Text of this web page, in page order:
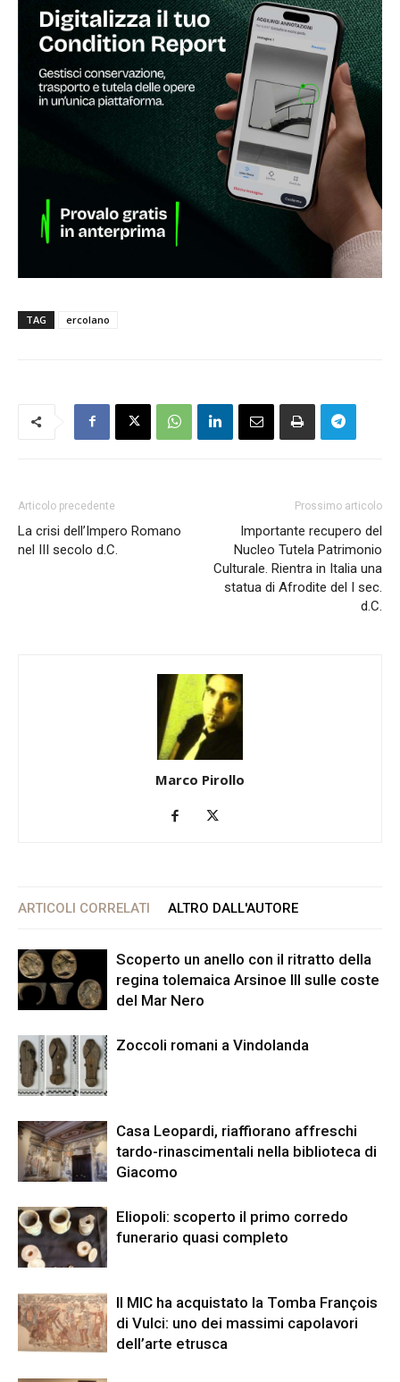
TAG ercolano
Articolo precedente
La crisi dell’Impero Romano
nel III secolo d.C.
Prossimo articolo
Importante recupero del
Nucleo Tutela Patrimonio
Culturale. Rientra in Italia una
statua di Afrodite del I sec.
d.C.
Marco Pirollo
ARTICOLI CORRELATI ALTRO DALL'AUTORE
Scoperto un anello con il ritratto della
regina tolemaica Arsinoe III sulle coste
del Mar Nero
Zoccoli romani a Vindolanda
Casa Leopardi, riaffiorano affreschi
tardo-rinascimentali nella biblioteca di
Giacomo
Eliopoli: scoperto il primo corredo
funerario quasi completo
Il MIC ha acquistato la Tomba François
di Vulci: uno dei massimi capolavori
dell’arte etrusca